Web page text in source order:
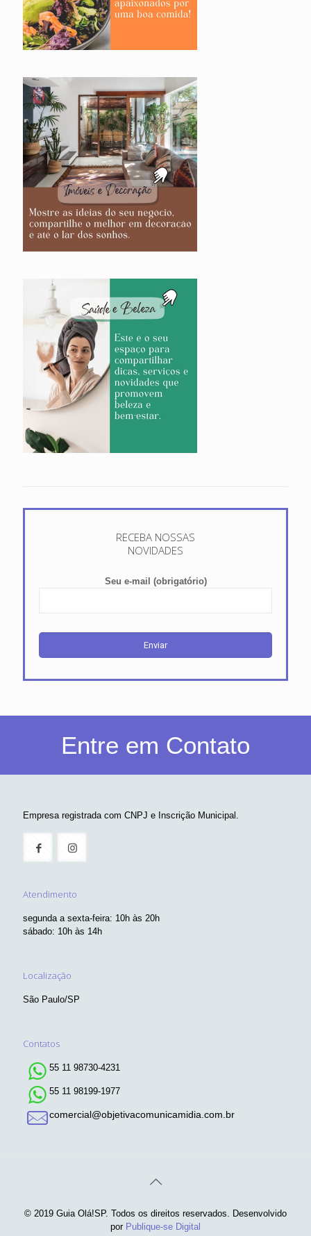
RECEBA NOSSAS
NOVIDADES
Seu e-mail (obrigatório)
Entre em Contato
Empresa registrada com CNPJ e Inscrição Municipal.
Atendimento
segunda a sexta-feira: 10h às 20h
sábado: 10h às 14h
Localização
São Paulo/SP
Contatos
55 11 98730-4231
55 11 98199-1977
comercial@objetivacomunicamidia.com.br
© 2019 Guia Olá!SP. Todos os direitos reservados. Desenvolvido
por Publique-se Digital